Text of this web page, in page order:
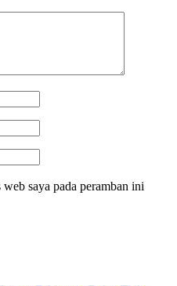
saya pada peramban ini